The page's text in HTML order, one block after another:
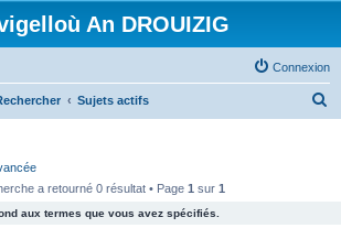
An DROUIZIG
Connexion
Sujets actifs
a retourné 0 résultat • Page 1 sur 1
aux termes que vous avez spécifiés.